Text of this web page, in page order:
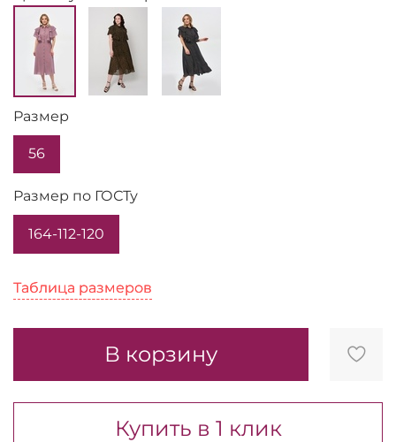
Таблица размеров
Таблица размеров
В корзину
Купить в 1 клик
Размер
56
Размер по ГОСТу
164-112-120